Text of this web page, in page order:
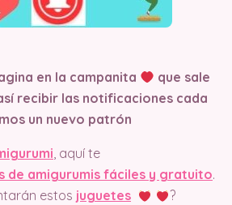
en la campanita
que sale
recibir las notificaciones cada
un nuevo patrón
, aquí te
de amigurumis fáciles y gratuito.
estos juguetes ?